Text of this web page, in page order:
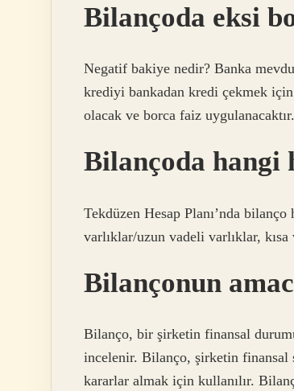
Bilançoda eksi
Negatif bakiye nedir? Banka
krediyi bankadan kredi çekmek
olacak ve borca ​​faiz uygulanacaktır.
Bilançoda hangi
Tekdüzen Hesap Planı’nda
varlıklar/uzun vadeli varlıklar,
Bilançonun
Bilanço, bir şirketin finansal
incelenir. Bilanço, şirketin finansal
kararlar almak için kullanılır.